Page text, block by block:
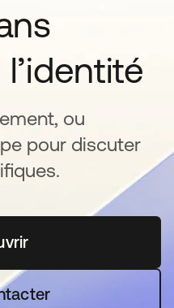
l’identité
ou
pour discuter
dans un nouvel